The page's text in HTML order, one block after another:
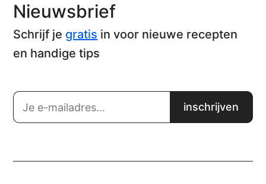
Nieuwsbrief
Schrijf je gratis in voor nieuwe recepten
en handige tips